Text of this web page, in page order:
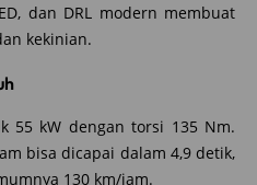
dan DRL modern membuat
kekinian.
55 kW dengan torsi 135 Nm.
bisa dicapai dalam 4,9 detik,
130 km/jam.